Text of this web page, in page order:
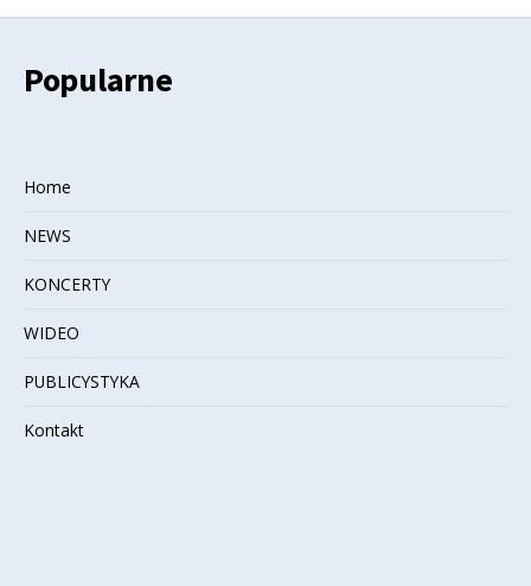
Popularne
Home
NEWS
KONCERTY
WIDEO
PUBLICYSTYKA
Kontakt